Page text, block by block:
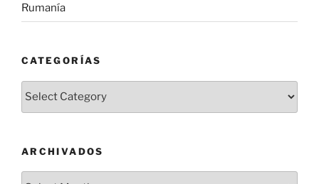
Rumanía
CATEGORÍAS
Categorías
ARCHIVADOS